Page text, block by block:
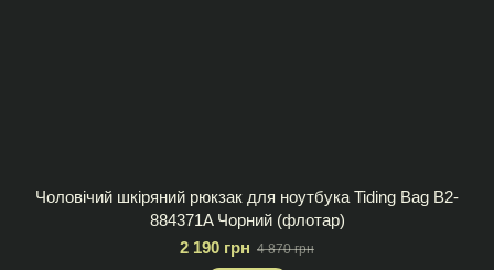
Чоловічий шкіряний рюкзак для ноутбука Tiding Bag B2-
884371A Чорний (флотар)
2 190 грн 4 870 грн